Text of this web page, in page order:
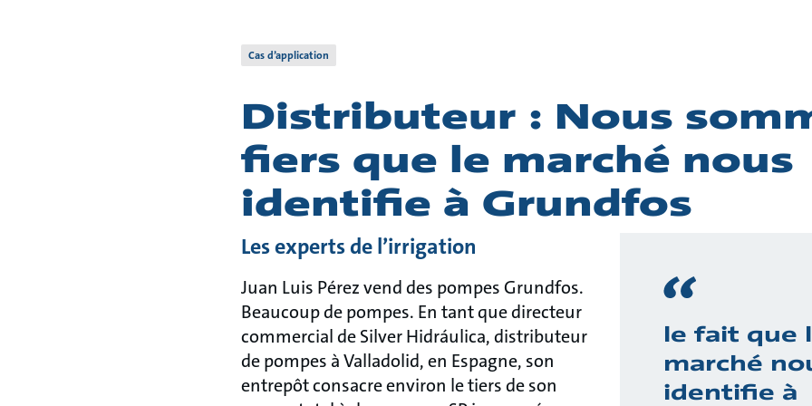
Cas d’application
Distributeur : Nous
fiers que le marché nous
identifie à Grundfos
le fait que
marché
identifie à
Les experts de l’irrigation
Juan Luis Pérez vend des pompes Grundfos.
Beaucoup de pompes. En tant que directeur
commercial de Silver Hidráulica, distributeur
de pompes à Valladolid, en Espagne, son
entrepôt consacre environ le tiers de son